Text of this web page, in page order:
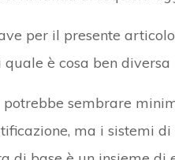
per il presente
quale è cosa ben
sembrare
ma i sistemi